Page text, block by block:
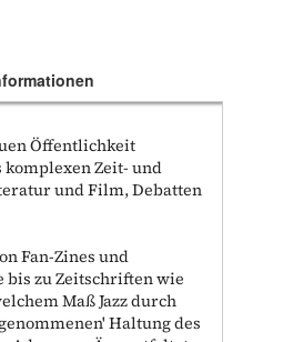
Öffentlichkeit
komplexen Zeit- und
und Film, Debatten
Fan-Zines und
bis zu Zeitschriften wie
Maß Jazz durch
Haltung des